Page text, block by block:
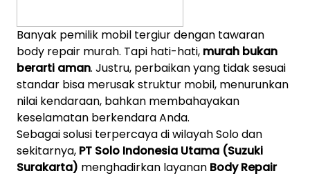
Banyak pemilik mobil tergiur dengan tawaran
body repair murah. Tapi hati-hati, murah bukan
berarti aman. Justru, perbaikan yang tidak sesuai
standar bisa merusak struktur mobil, menurunkan
nilai kendaraan, bahkan membahayakan
keselamatan berkendara Anda.
Sebagai solusi terpercaya di wilayah Solo dan
sekitarnya, PT Solo Indonesia Utama (Suzuki
Surakarta) menghadirkan layanan Body Repair